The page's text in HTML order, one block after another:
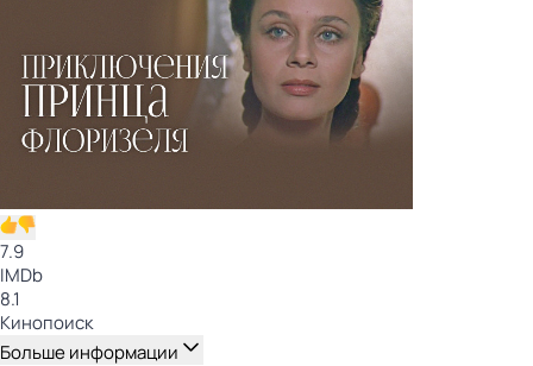
7.9
IMDb
8.1
Кинопоиск
Больше информации